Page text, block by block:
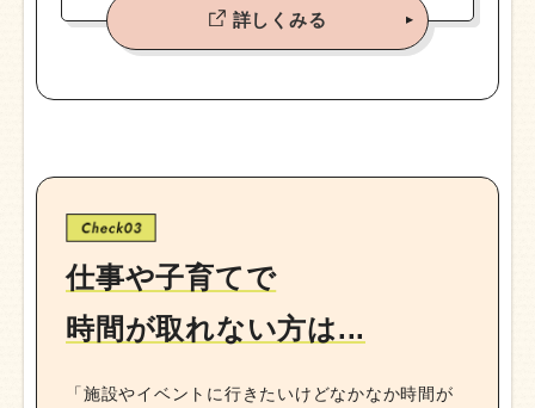
詳しくみる
仕事や子育てで
時間が取れない方は...
「施設やイベントに行きたいけどなかなか時間が